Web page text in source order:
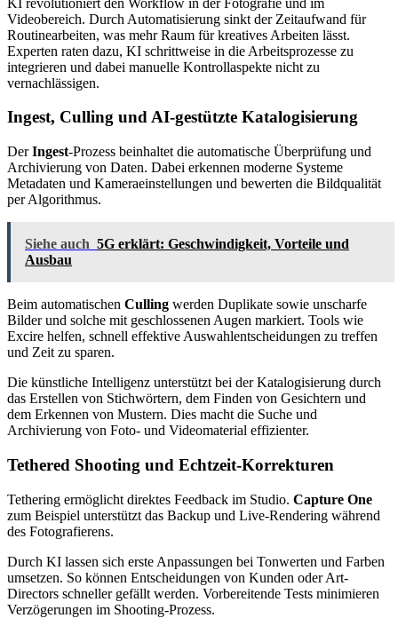
Videobereich. Durch Automatisierung sinkt der Zeitaufwand für
Routinearbeiten, was mehr Raum für kreatives Arbeiten lässt.
Experten raten dazu, KI schrittweise in die Arbeitsprozesse zu
integrieren und dabei manuelle Kontrollaspekte nicht zu
vernachlässigen.
Ingest, Culling und AI-gestützte Katalogisierung
DerIngest-Prozess beinhaltet die automatische Überprüfung und
Archivierung von Daten. Dabei erkennen moderne Systeme
Metadaten und Kameraeinstellungen und bewerten die Bildqualität
per Algorithmus.
Siehe auch 5G erklärt: Geschwindigkeit, Vorteile und
Ausbau
Beim automatischen Culling werden Duplikate sowie unscharfe
Bilder und solche mit geschlossenen Augen markiert. Tools wie
Excire helfen, schnell effektive Auswahlentscheidungen zu treffen
und Zeit zu sparen.
Die künstliche Intelligenz unterstützt bei der Katalogisierung durch
das Erstellen von Stichwörtern, dem Finden von Gesichtern und
dem Erkennen von Mustern. Dies macht die Suche und
Archivierung von Foto- und Videomaterial effizienter.
Tethered Shooting und Echtzeit-Korrekturen
Tethering ermöglicht direktes Feedback im Studio. Capture One
zum Beispiel unterstützt das Backup und Live-Rendering während
des Fotografierens.
Durch KI lassen sich erste Anpassungen bei Tonwerten und Farben
umsetzen. So können Entscheidungen von Kunden oder Art-
Directors schneller gefällt werden. Vorbereitende Tests minimieren
Verzögerungen im Shooting-Prozess.